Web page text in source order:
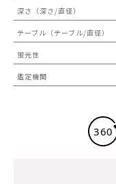
深さ（深さ/直径）
テーブル（テーブル/直径）
蛍光性
鑑定機関